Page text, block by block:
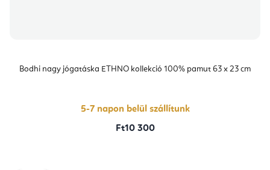
Bodhi nagy jógatáska ETHNO kollekció 100% pamut 63 x 23 cm
5-7 napon belül szállítunk
Ft10 300